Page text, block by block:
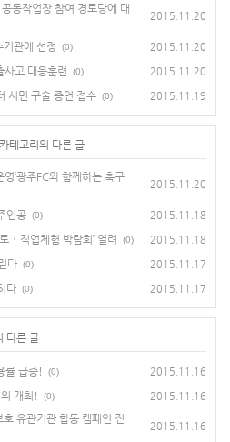
동작업장 참여 경로당에 대
2015.11.20
관에 선정 (0) 2015.11.20
사고 대응훈련 (0) 2015.11.20
시민 구술 증언 접수 (0) 2015.11.19
테고리의 다른 글
‘광주FC와 함께하는 축구
2015.11.20
인공 (0) 2015.11.18
・직업체험 박람회’ 열려 (0) 2015.11.18
다 (0) 2015.11.17
다 (0) 2015.11.17
다른 글
률 급증! (0) 2015.11.16
개최! (0) 2015.11.16
유관기관 합동 캠페인 진
2015.11.16